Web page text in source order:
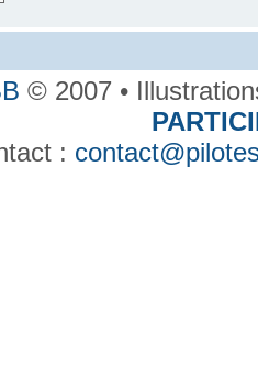
© 2007 •
: